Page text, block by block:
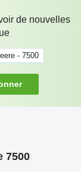
de nouvelles
- 7500
7500